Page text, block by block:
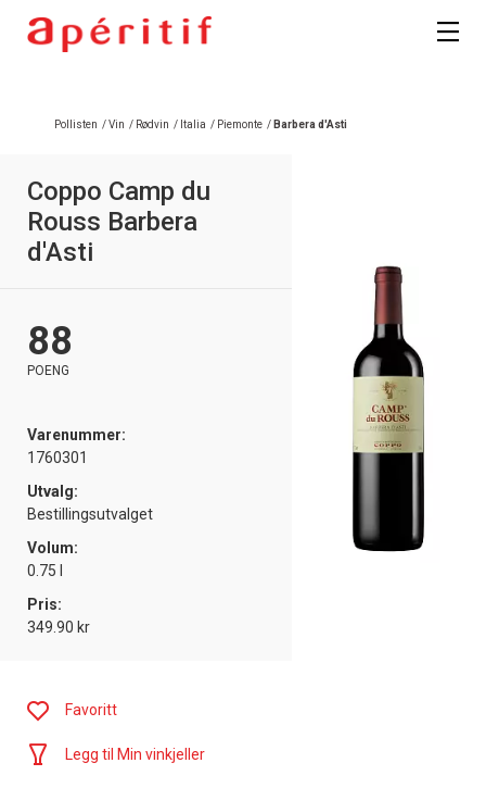
Pollisten /Vin / Rødvin / Italia / Piemonte / Barbera d'Asti
Coppo Camp du
Rouss Barbera
d'Asti
88
POENG
Varenummer:
1760301
Utvalg:
Bestillingsutvalget
Volum:
0.75 l
Pris:
349.90 kr
Favoritt
Legg til Min vinkjeller